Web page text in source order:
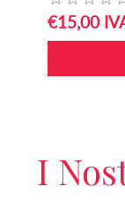
€15,00
I